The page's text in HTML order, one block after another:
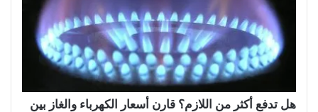
هل تدفع أكثر من اللازم؟ قارن أسعار الكهرباء والغاز بين